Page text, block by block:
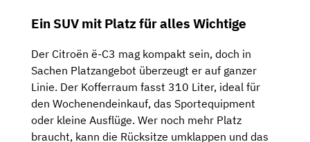
Ein SUV mit Platz für alles Wichtige
Der Citroën ë-C3 mag kompakt sein, doch in
Sachen Platzangebot überzeugt er auf ganzer
Linie. Der Kofferraum fasst 310 Liter, ideal für
den Wochenendeinkauf, das Sportequipment
oder kleine Ausflüge. Wer noch mehr Platz
braucht, kann die Rücksitze umklappen und das